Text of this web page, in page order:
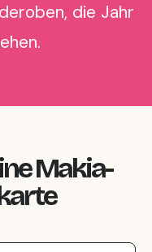
die Jahr
Makia-